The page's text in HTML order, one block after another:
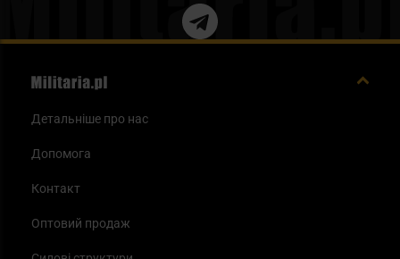
Детальніше про нас
Допомога
Контакт
Оптовий продаж